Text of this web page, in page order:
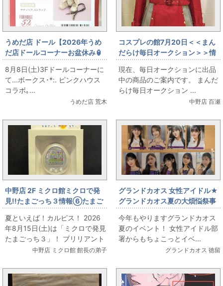
うめだ店 ドール【2026年うめ
だ店ドールコーナーお盆休み🏮
˙⋆✮ 販売情報҉ *⭐︎\(な´ㅂ`つ)/*҉⭐︎
】⊹ ࣪ ˖ꨄ︎ SUPER DOLLFIE meets
PINK HOUSE ꨄ︎⊹ ࣪ ˖
8月8日(土)3Fドールコーナーに
て...ボークス･*:. ピンクハウス
コラボ｡...
うめだ店 荒木
コスプレの館7月20日＜＜まん
だらけ毎日オークション＞＞情
報です
現在、毎日オークションに出品
中の商品のご案内です。 まんだ
らけ毎日オークション ...
中野店 百瀬
中野店 2F ミクロ館ミクロで発
見!!たまごっち３情報⑥たまご
っち プラスカラー ホワイト
夏といえば！カルピス！ 2026
年8月15日(土)は「ミクロで発見
たまごっち３」！ ブリリアント
ロイヤルホワイト紹介しちゃう
中野店 ミクロ館 館長の弟子
グランドカオス 女性アイドル★
グランドカオス夏の大煩悩祭事
前通販★7/31(金)0時0分スター
ト：乃木坂46 Same Number
配信限定生写真
今年もやりますグランドカオス
夏のイベント！ 女性アイドル部
署からもちょこっとイベ...
グランドカオス 徳留